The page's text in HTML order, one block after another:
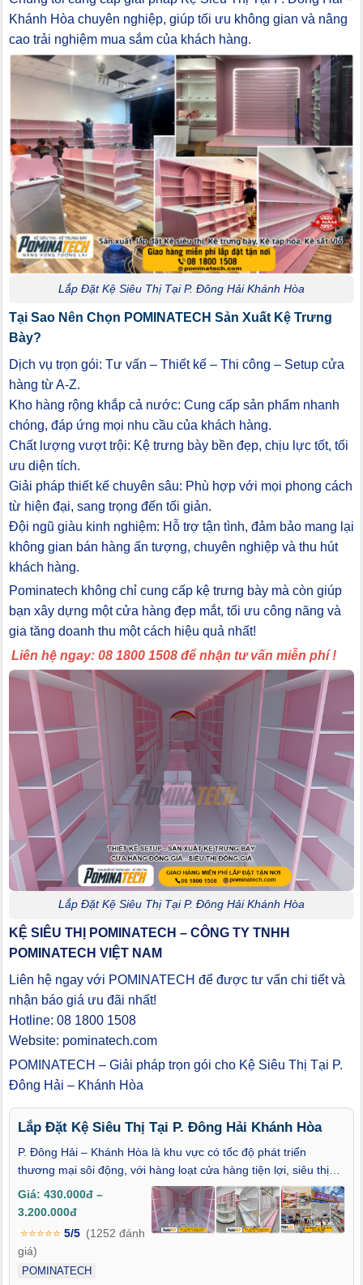
Khánh Hòa chuyên nghiệp, giúp tối ưu không gian và nâng
cao trải nghiệm mua sắm của khách hàng.
Lắp Đặt Kệ Siêu Thị Tại P. Đông Hải Khánh Hòa
Tại Sao Nên Chọn POMINATECH Sản Xuất Kệ Trưng
Bày?
Dịch vụ trọn gói: Tư vấn – Thiết kế – Thi công – Setup cửa
hàng từ A-Z.
Kho hàng rộng khắp cả nước: Cung cấp sản phẩm nhanh
chóng, đáp ứng mọi nhu cầu của khách hàng.
Chất lượng vượt trội: Kệ trưng bày bền đẹp, chịu lực tốt, tối
ưu diện tích.
Giải pháp thiết kế chuyên sâu: Phù hợp với mọi phong cách
từ hiện đại, sang trọng đến tối giản.
Đội ngũ giàu kinh nghiệm: Hỗ trợ tận tình, đảm bảo mang lại
không gian bán hàng ấn tượng, chuyên nghiệp và thu hút
khách hàng.
Pominatech không chỉ cung cấp kệ trưng bày mà còn giúp
bạn xây dựng một cửa hàng đẹp mắt, tối ưu công năng và
gia tăng doanh thu một cách hiệu quả nhất!
Liên hệ ngay: 08 1800 1508 để nhận tư vấn miễn phí !
Lắp Đặt Kệ Siêu Thị Tại P. Đông Hải Khánh Hòa
KỆ SIÊU THỊ POMINATECH – CÔNG TY TNHH
POMINATECH VIỆT NAM
Liên hệ ngay với POMINATECH để được tư vấn chi tiết và
nhận báo giá ưu đãi nhất!
Hotline: 08 1800 1508
Website: pominatech.com
POMINATECH – Giải pháp trọn gói cho Kệ Siêu Thị Tại P.
Đông Hải – Khánh Hòa
Lắp Đặt Kệ Siêu Thị Tại P. Đông Hải Khánh Hòa
P. Đông Hải – Khánh Hòa là khu vực có tốc độ phát triển
thương mại sôi động, với hàng loạt cửa hàng tiện lợi, siêu thị
mini và chuỗi bán lẻ hiện đại liên tục được mở rộng. Trong môi
trường cạnh tranh này, việc lắp đặt kệ siêu thị đóng vai trò quan
trọng giúp trưng bày hàng hóa bắt mắt, tối ưu không gian và
nâng cao hình ảnh chuyên nghiệp của cửa hàng. Lựa chọn
dịch vụ lắp đặt kệ siêu thị tại P. Đông Hải – Khánh Hòa uy tín
không chỉ mang lại giải pháp bền đẹp, phù hợp với nhu cầu mà
Giá: 430.000đ –
3.200.000đ
⭐⭐⭐⭐⭐ 5/5 (1252 đánh
giá)
POMINATECH